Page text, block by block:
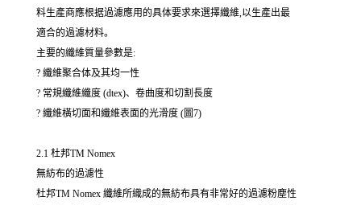
料生產商應根据過濾應用的具体要求來選擇纖維,以生產出最
適合的過濾材料。
主要的纖維質量參數是:
? 纖維聚合体及其均一性
? 常規纖維纖度 (dtex)、卷曲度和切割長度
? 纖維橫切面和纖維表面的光滑度 (圖7)
2.1 杜邦TM Nomex
無紡布的過濾性
杜邦TM Nomex 纖維所織成的無紡布具有非常好的過濾粉塵性